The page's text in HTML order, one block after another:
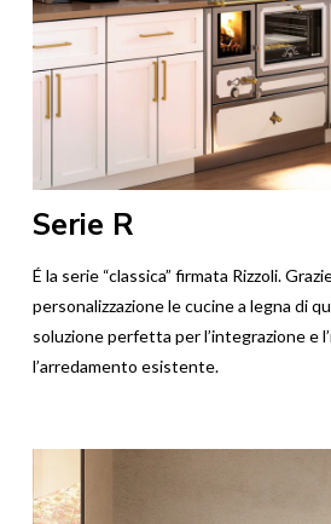
Serie R
É la serie “classica” firmata Rizzoli.
personalizzazione le cucine a legna di
soluzione perfetta per l’integrazione e
l’arredamento esistente.